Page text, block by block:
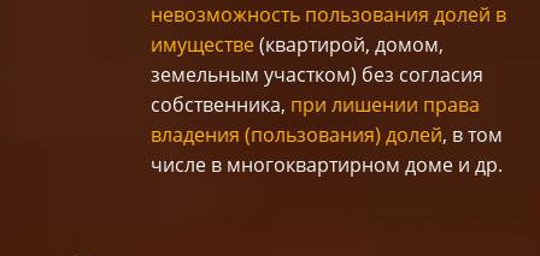
невозможность пользования долей в
имуществе(квартирой, домом,
земельным участком) без согласия
собственника, при лишении права
владения (пользования) долей, в том
числе в многоквартирном доме и др.